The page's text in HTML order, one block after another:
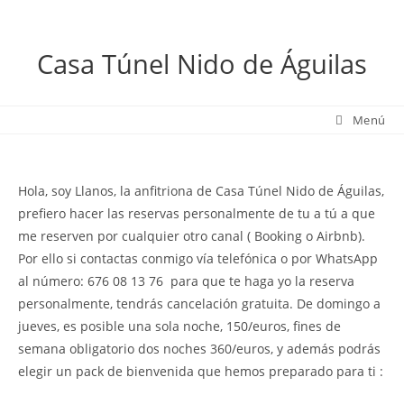
Casa Túnel Nido de Águilas
Menú
Hola, soy Llanos, la anfitriona de Casa Túnel Nido de Águilas,
prefiero hacer las reservas personalmente de tu a tú a que
me reserven por cualquier otro canal ( Booking o Airbnb).
Por ello si contactas conmigo vía telefónica o por WhatsApp
al número: 676 08 13 76 para que te haga yo la reserva
personalmente, tendrás cancelación gratuita. De domingo a
jueves, es posible una sola noche, 150/euros, fines de
semana obligatorio dos noches 360/euros, y además podrás
elegir un pack de bienvenida que hemos preparado para ti :